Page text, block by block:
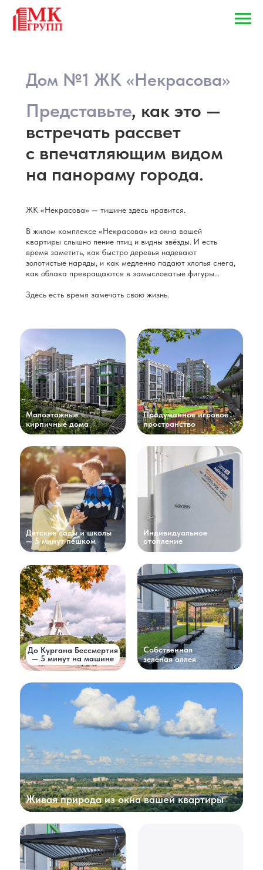
Представьте, как это —
встречать рассвет
с впечатляющим видом
на панораму города.
ЖК «Некрасова» — тишине здесь нравится.
В жилом комплексе «Некрасова» из окна вашей
квартиры слышно пение птиц и видны звёзды. И есть
время заметить, как быстро деревья надевают
золотистые наряды, и как медленно падают хлопья снега,
как облака превращаются в замысловатые фигуры…
Здесь есть время замечать свою жизнь.
Малоэтажные
кирпичные дома
До Кургана Бессмертия
— 5 минут на машине
Живая природа из окна вашей квартиры
Детские сады и школы
— 5 минут пешком
Собственная
зелёная аллея
Продуманное игровое
пространство
Индивидуальное
отопление
Дом №1 ЖК «Некрасова»